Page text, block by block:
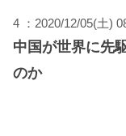
4 ：2020/12/05(土)
中国が世界に先
のか